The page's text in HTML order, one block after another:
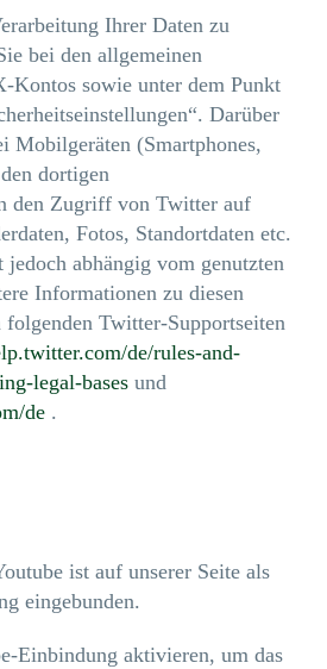
Ihrer Daten zu
bei den allgemeinen
Kontos sowie unter dem Punkt
Darüber
Mobilgeräten (Smartphones,
dortigen
den Zugriff von Twitter auf
Fotos, Standortdaten etc.
jedoch abhängig vom genutzten
Informationen zu diesen
folgenden Twitter-Supportseiten
de/rules-and-
legal-bases und
de .
ist auf unserer Seite als
eingebunden.
Einbindung aktivieren, um das